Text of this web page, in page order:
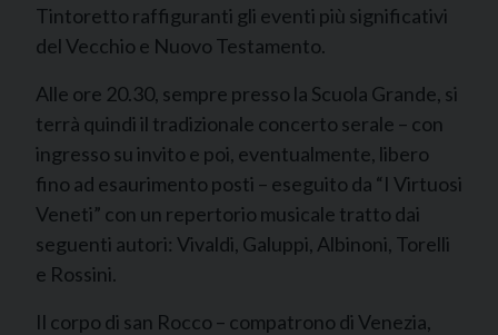
Tintoretto raffiguranti gli eventi più significativi
del Vecchio e Nuovo Testamento.
Alle ore 20.30, sempre presso la Scuola Grande, si
terrà quindi il tradizionale concerto serale – con
ingresso su invito e poi, eventualmente, libero
fino ad esaurimento posti – eseguito da “I Virtuosi
Veneti” con un repertorio musicale tratto dai
seguenti autori: Vivaldi, Galuppi, Albinoni, Torelli
e Rossini.
Il corpo di san Rocco – compatrono di Venezia,